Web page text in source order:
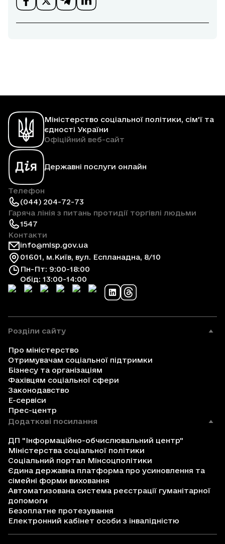
Міністерство соціальної політики, сім'ї та
єдності України
Офіційний веб-сайт
Державні послуги онлайн
Телефон
(044) 204-72-73
Гаряча лінія з питань протидії торгівлі людьми
1547
Контакти
info@mlsp.gov.ua
01601, м.Київ, вул. Еспланадна, 8/10
Пн-Пт: 9:00-18:00
Обід: 13:00-14:00
Розділи сайту
Про міністерство
Отримувачам соціальної підтримки
Бізнесу та організаціям
Фахівцям соціальної сфери
Законодавство
Е-сервіси
Прес-центр
Додаткові посилання
ДП "Інформаційно-обчислювальний центр"
Міністерства соціальної політики
Соціальний портал Мінсоцполітики
Єдина державна платформа про усиновлення та
сімейні форми виховання
Автоматизована система реєстрації гуманітарної
допомоги
Безоплатне протезування
Електронний кабінет особи з інвалідністю